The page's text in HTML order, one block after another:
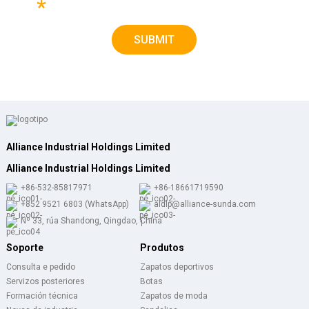
*
SUBMIT
Alliance Industrial Holdings Limited
Alliance Industrial Holdings Limited
+86-532-85817971
+86-18661719590
+852 9521 6803 (WhatsApp)
aldlp@alliance-sunda.com
Nº 33, rúa Shandong, Qingdao, China
Soporte
Consulta e pedido
Servizos posteriores
Formación técnica
Produtos
Zapatos deportivos
Botas
Zapatos de moda